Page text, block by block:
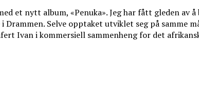
et nytt album, «Penuka». Jeg har fått gleden
Selve opptaket utviklet seg på samme
Ivan i kommersiell sammenheng for det